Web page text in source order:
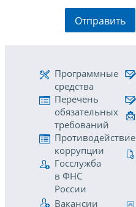
Отправить
Программные
средства
Перечень
обязательных
требований
Противодействие
коррупции
Госслужба
в ФНС
России
Вакансии